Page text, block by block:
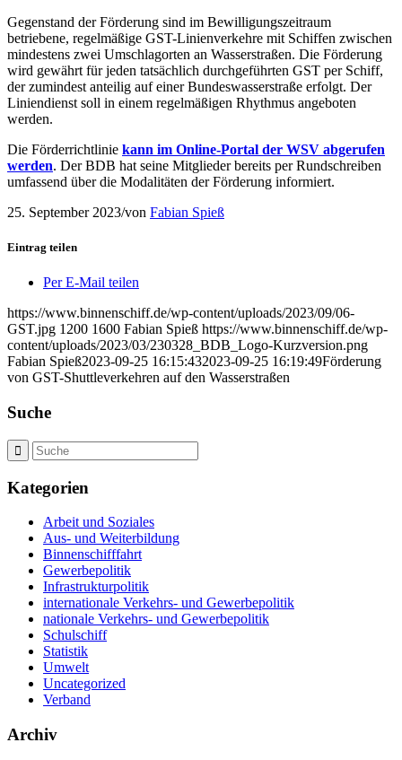
Gegenstand der Förderung sind im Bewilligungszeitraum
betriebene, regelmäßige GST-Linienverkehre mit Schiffen zwischen
mindestens zwei Umschlagorten an Wasserstraßen. Die Förderung
wird gewährt für jeden tatsächlich durchgeführten GST per Schiff,
der zumindest anteilig auf einer Bundeswasserstraße erfolgt. Der
Liniendienst soll in einem regelmäßigen Rhythmus angeboten
werden.
Die Förderrichtlinie kann im Online-Portal der WSV abgerufen
werden. Der BDB hat seine Mitglieder bereits per Rundschreiben
umfassend über die Modalitäten der Förderung informiert.
25. September 2023/von Fabian Spieß
Eintrag teilen
Per E-Mail teilen
https://www.binnenschiff.de/wp-content/uploads/2023/09/06-
GST.jpg 1200 1600 Fabian Spieß https://www.binnenschiff.de/wp-
content/uploads/2023/03/230328_BDB_Logo-Kurzversion.png
Fabian Spieß2023-09-25 16:15:432023-09-25 16:19:49Förderung
von GST-Shuttleverkehren auf den Wasserstraßen
Suche
Kategorien
Arbeit und Soziales
Aus- und Weiterbildung
Binnenschifffahrt
Gewerbepolitik
Infrastrukturpolitik
internationale Verkehrs- und Gewerbepolitik
nationale Verkehrs- und Gewerbepolitik
Schulschiff
Statistik
Umwelt
Uncategorized
Verband
Archiv